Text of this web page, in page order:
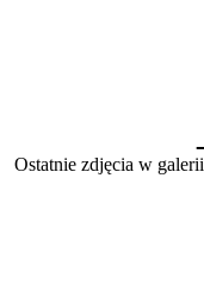
Ostatnie zdjęcia w galerii